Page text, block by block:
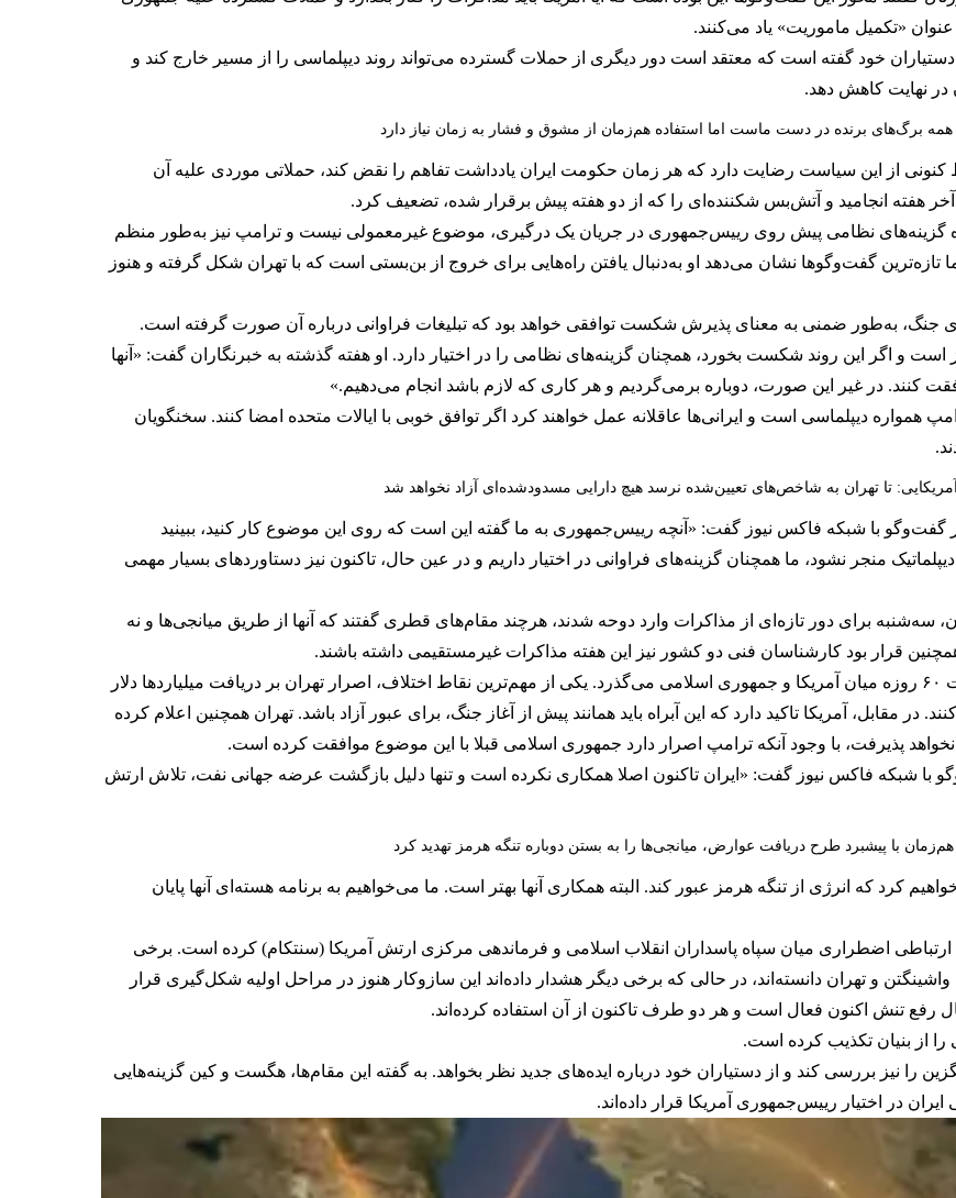
عنوان «تکمیل ماموریت» یاد می‌کنند.
دستیاران خود گفته است که معتقد است دور دیگری از حملات گسترده می‌تواند روند دیپلماسی را از مسیر خارج کند و
در نهایت کاهش دهد.
برگ‌های برنده در دست ماست اما استفاده هم‌زمان از مشوق و فشار به زمان نیاز دارد
از این سیاست رضایت دارد که هر زمان حکومت ایران یادداشت تفاهم را نقض کند، حملاتی موردی علیه آن
هفته انجامید و آتش‌بس شکننده‌ای را که از دو هفته پیش برقرار شده، تضعیف کرد.
گزینه‌های نظامی پیش روی رییس‌جمهوری در جریان یک درگیری، موضوع غیرمعمولی نیست و ترامپ نیز به‌طور منظم
گفت‌وگوها نشان می‌دهد او به‌دنبال یافتن راه‌هایی برای خروج از بن‌بستی است که با تهران شکل گرفته و هنوز
جنگ، به‌طور ضمنی به معنای پذیرش شکست توافقی خواهد بود که تبلیغات فراوانی درباره آن صورت گرفته است.
و اگر این روند شکست بخورد، همچنان گزینه‌های نظامی را در اختیار دارد. او هفته گذشته به خبرنگاران گفت: «آنها
کنند. در غیر این صورت، دوباره برمی‌گردیم و هر کاری که لازم باشد انجام می‌دهیم.»
دیپلماسی است و ایرانی‌ها عاقلانه عمل خواهند کرد اگر توافق خوبی با ایالات متحده امضا کنند. سخنگویان
تا تهران به شاخص‌های تعیین‌شده نرسد هیچ دارایی مسدودشده‌ای آزاد نخواهد شد
معاون رییس‌جمهوری آمریکا، سه‌شنبه ۹ تیر در گفت‌وگو با شبکه فاکس نیوز گفت: «آنچه رییس‌جمهوری به ما گفته این است که روی این موضوع کار کنید، ببینید
منجر نشود، ما همچنان گزینه‌های فراوانی در اختیار داریم و در عین حال، تاکنون نیز دستاوردهای بسیار مهمی
سه‌شنبه برای دور تازه‌ای از مذاکرات وارد دوحه شدند، هرچند مقام‌های قطری گفتند که آنها از طریق میانجی‌ها و نه
قرار بود کارشناسان فنی دو کشور نیز این هفته مذاکرات غیرمستقیمی داشته باشند.
به گفته مقام‌ها و تحلیلگران، بیش از یک هفته از آغاز مذاکرات ۶۰ روزه میان آمریکا و جمهوری اسلامی می‌گذرد. یکی از مهم‌ترین نقاط اختلاف، اصرار تهران بر دریافت میلیاردها دلار
مقابل، آمریکا تاکید دارد که این آبراه باید همانند پیش از آغاز جنگ، برای عبور آزاد باشد. تهران همچنین اعلام کرده
پذیرفت، با وجود آنکه ترامپ اصرار دارد جمهوری اسلامی قبلا با این موضوع موافقت کرده است.
انرژی آمریکا، نیز سه‌شنبه ۹ تیر در گفت‌وگو با شبکه فاکس نیوز گفت: «ایران تاکنون اصلا همکاری نکرده است و تنها دلیل بازگشت عرضه جهانی نفت، تلاش ارتش
هم‌زمان با پیشبرد طرح دریافت عوارض، میانجی‌ها را به بستن دوباره تنگه هرمز تهدید کرد
کرد که انرژی از تنگه هرمز عبور کند. البته همکاری آنها بهتر است. ما می‌خواهیم به برنامه هسته‌ای آنها پایان
ارتباطی اضطراری میان سپاه پاسداران انقلاب اسلامی و فرماندهی مرکزی ارتش آمریکا (سنتکام) کرده است. برخی
واشینگتن و تهران دانسته‌اند، در حالی که برخی دیگر هشدار داده‌اند این سازوکار هنوز در مراحل اولیه شکل‌گیری قرار
رفع تنش اکنون فعال است و هر دو طرف تاکنون از آن استفاده کرده‌اند.
را از بنیان تکذیب کرده است.
را نیز بررسی کند و از دستیاران خود درباره ایده‌های جدید نظر بخواهد. به گفته این مقام‌ها، هگست و کین گزینه‌هایی
در اختیار رییس‌جمهوری آمریکا قرار داده‌اند.